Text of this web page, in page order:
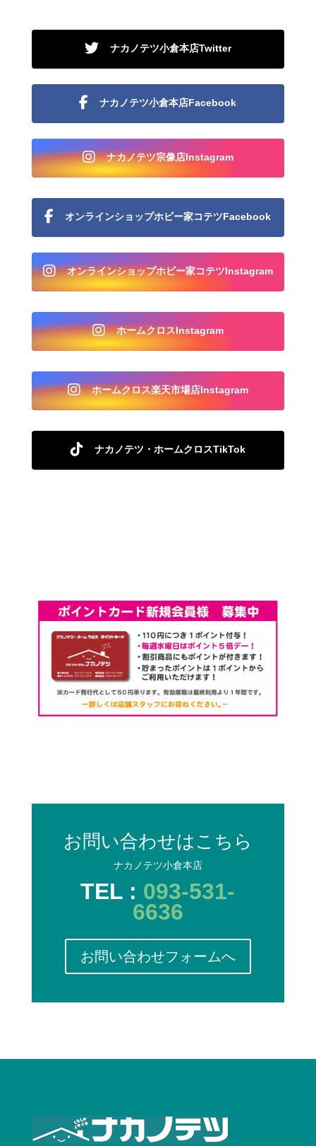
ナカノテツ小倉本店Twitter
ナカノテツ小倉本店Facebook
ナカノテツ宗像店Instagram
オンラインショップホビー家コテツFacebook
オンラインショップホビー家コテツInstagram
ホームクロスInstagram
ホームクロス楽天市場店Instagram
ナカノテツ・ホームクロスTikTok
お問い合わせはこちら
ナカノテツ小倉本店
TEL : 093-531-
6636
お問い合わせフォームへ